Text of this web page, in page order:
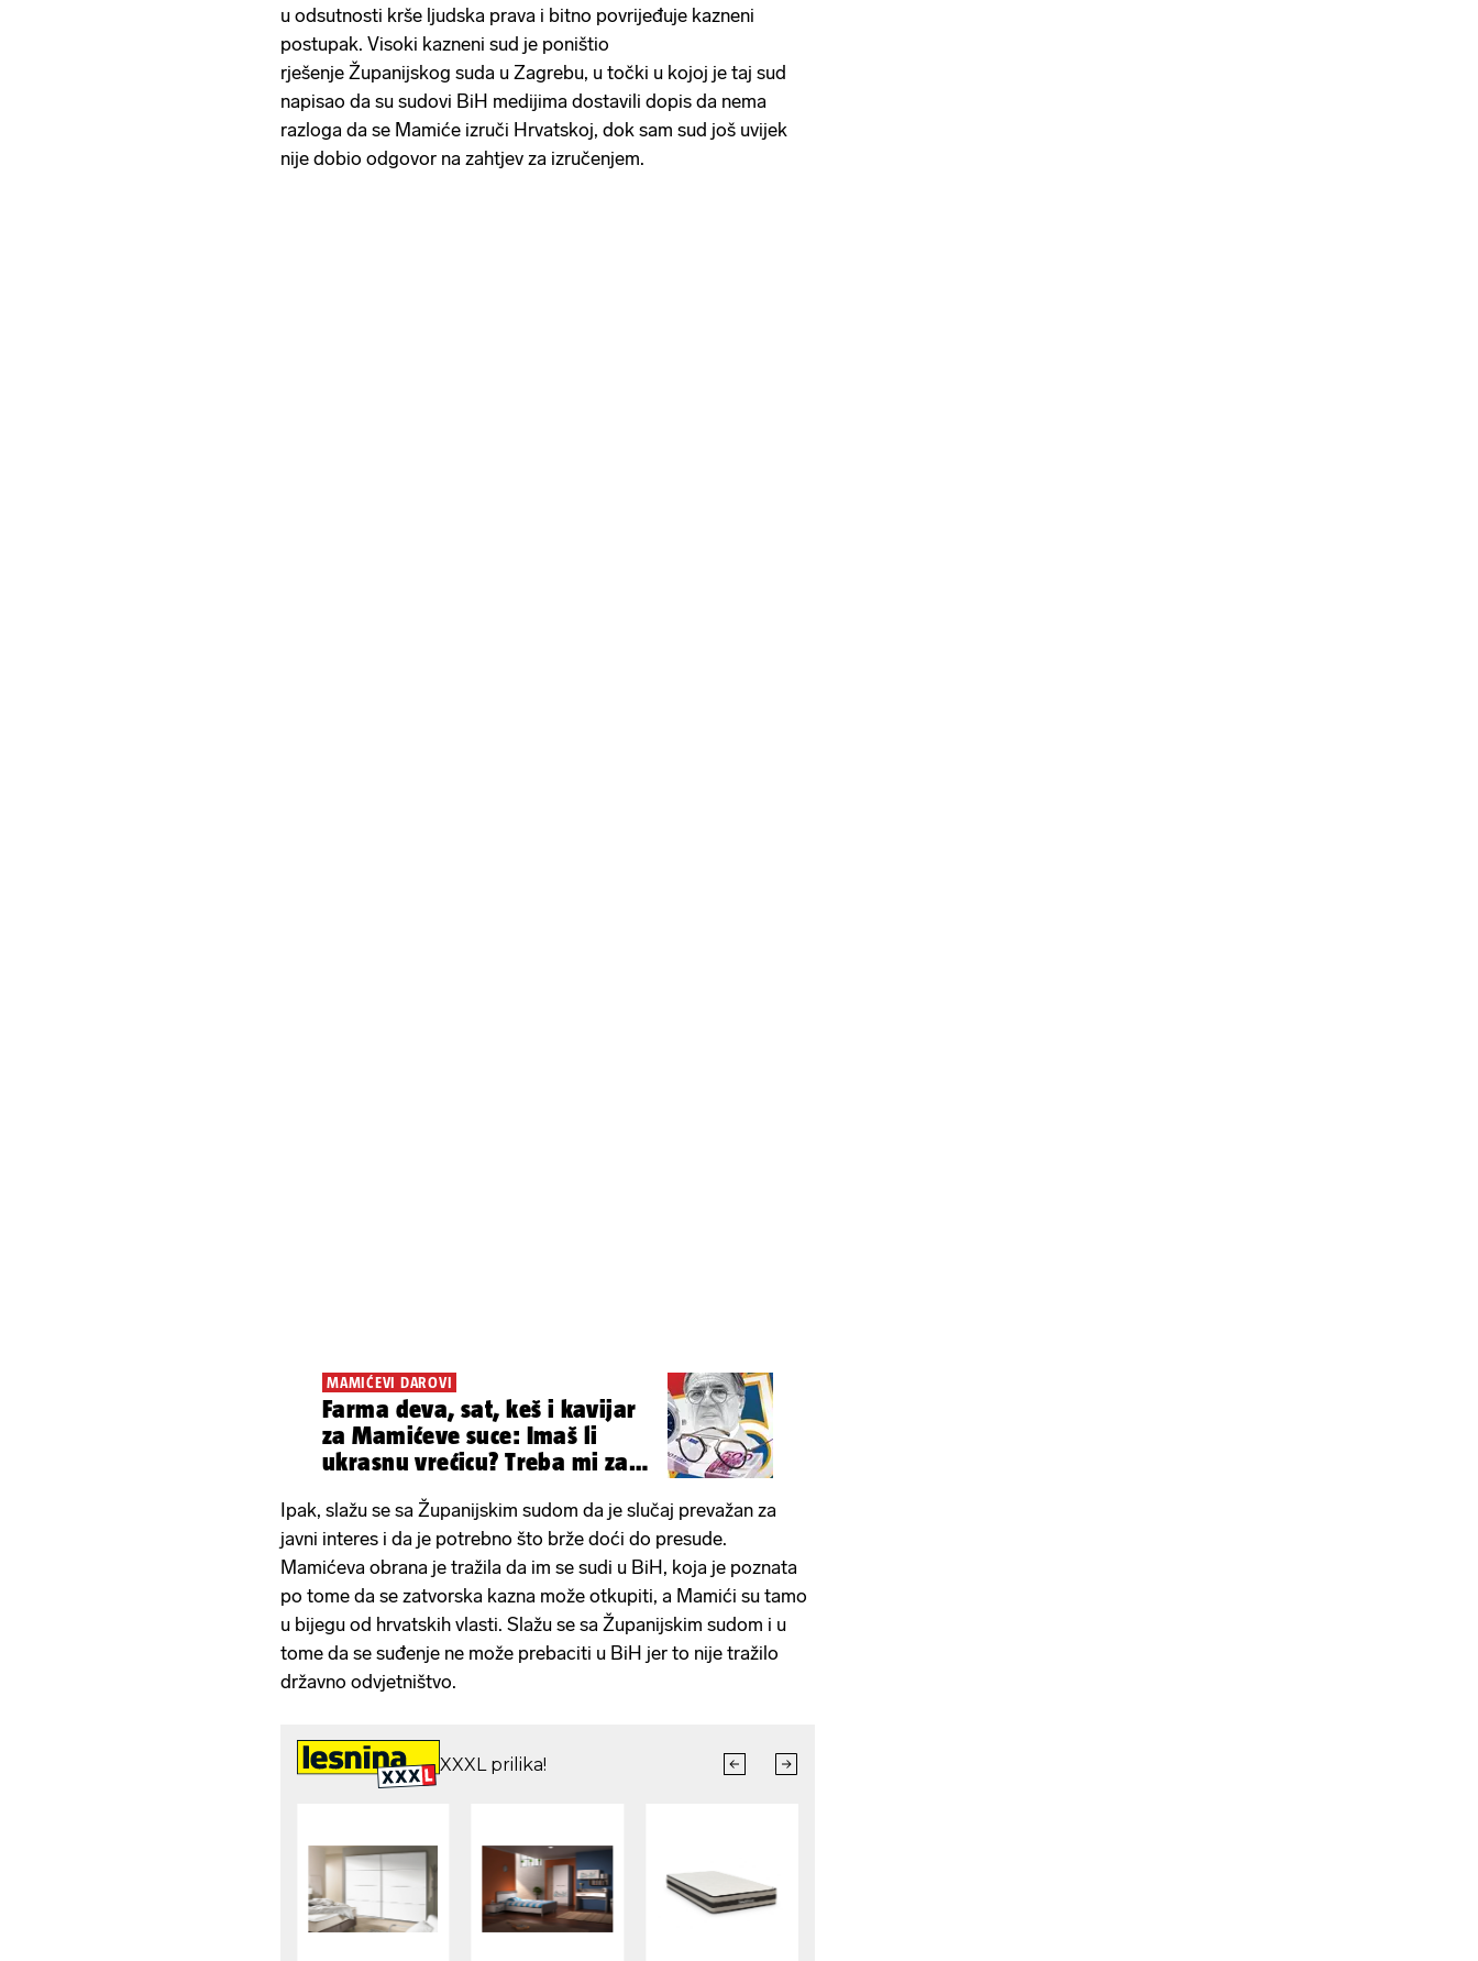
u odsutnosti krše ljudska prava i bitno povrijeđuje kazneni
postupak. Visoki kazneni sud je poništio
rješenje Županijskog suda u Zagrebu, u točki u kojoj je taj sud
napisao da su sudovi BiH medijima dostavili dopis da nema
razloga da se Mamiće izruči Hrvatskoj, dok sam sud još uvijek
nije dobio odgovor na zahtjev za izručenjem.
MAMIĆEVI DAROVI
Farma deva, sat, keš i kavijar
za Mamićeve suce: Imaš li
ukrasnu vrećicu? Treba mi za
Ipak, slažu se sa Županijskim sudom da je slučaj prevažan za
javni interes i da je potrebno što brže doći do presude.
Mamićeva obrana je tražila da im se sudi u BiH, koja je poznata
po tome da se zatvorska kazna može otkupiti, a Mamići su tamo
u bijegu od hrvatskih vlasti. Slažu se sa Županijskim sudom i u
tome da se suđenje ne može prebaciti u BiH jer to nije tražilo
državno odvjetništvo.